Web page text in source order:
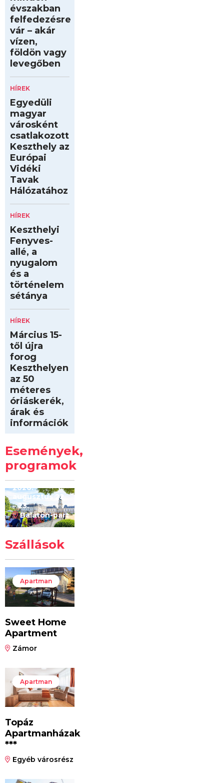
évszakban
felfedezésre
vár – akár
vízen,
földön vagy
levegőben
HÍREK
Egyedüli
magyar
városként
csatlakozott
Keszthely az
Európai
Vidéki
Tavak
Hálózatához
HÍREK
Keszthelyi
Fenyves-
allé, a
nyugalom
és a
történelem
sétánya
HÍREK
Március 15-
től újra
forog
Keszthelyen
az 50
méteres
óriáskerék,
árak és
információk
Események,
programok
Kilóméterek
2026
2026.
augusztus 22
– 23.
Balaton-part
Szállások
Apartman
Sweet Home
Apartment
Zámor
Apartman
Topáz
Apartmanházak
***
Egyéb városrész